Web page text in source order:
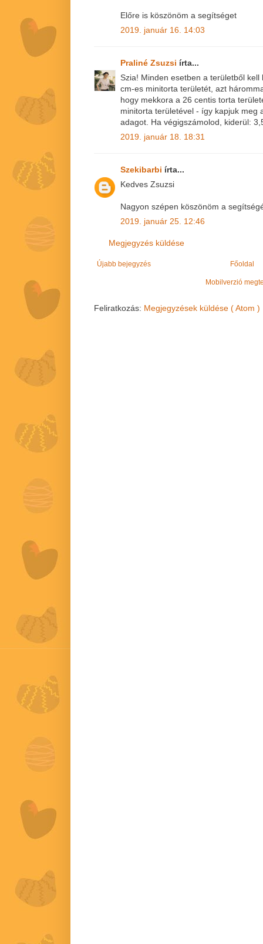
Előre is köszönöm a segítséget
2019. január 16. 14:03
Praliné Zsuzsi írta...
Szia! Minden esetben a területből
cm-es minitorta területét, azt
hogy mekkora a 26 centis torta
minitorta területével - így kapjuk meg
adagot. Ha végigszámolod, kiderül:
2019. január 18. 18:31
Szekibarbi írta...
Kedves Zsuzsi
Nagyon szépen köszönöm a
2019. január 25. 12:46
Megjegyzés küldése
Újabb bejegyzés Főoldal
Mobilverzió
Feliratkozás: Megjegyzések küldése ( Atom )